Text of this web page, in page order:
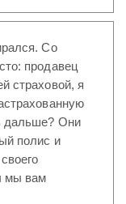
Со
продавец
страховой, я
дальше? Они
полис и
мы вам